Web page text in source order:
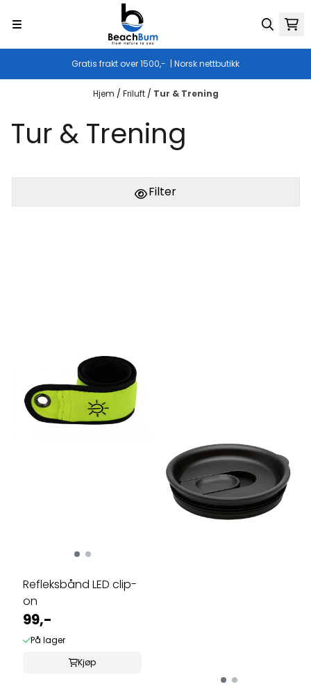
Gratis frakt over 1500,- | Norsk nettbutikk
Hjem / Friluft / Tur & Trening
Tur & Trening
Filter
Refleksbånd LED clip-
on
99,-
På lager
Kjøp